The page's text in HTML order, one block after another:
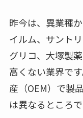
昨今は、異業種
イルム、サント
グリコ、大塚製
高くない業界で
産（OEM）で製
は異なるところで